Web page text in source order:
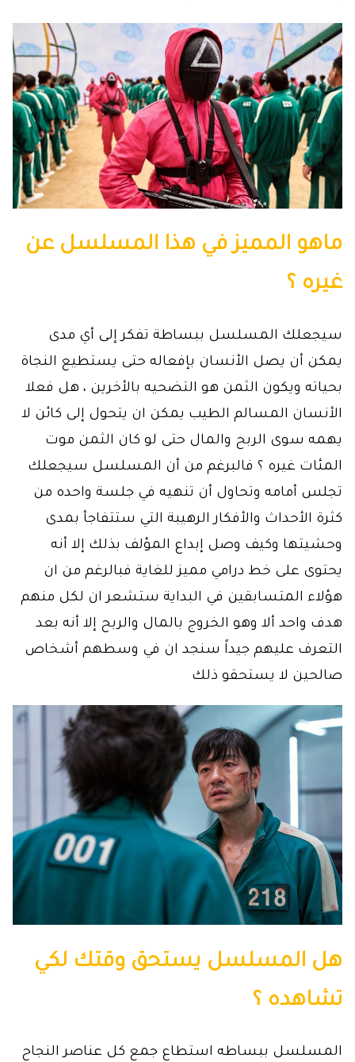
ماهو المميز في هذا المسلسل عن
غيره ؟
سيجعلك المسلسل ببساطة تفكر إلى أي مدى
يمكن أن يصل الأنسان بإفعاله حتى يستطيع النجاة
بحياته ويكون الثمن هو التضحيه بالأخرين ، هل فعلا
الأنسان المسالم الطيب يمكن ان يتحول إلى كائن لا
يهمه سوى الربح والمال حتى لو كان الثمن موت
المئات غيره ؟ فالبرغم من أن المسلسل سيجعلك
تجلس أمامه وتحاول أن تنهيه في جلسة واحده من
كثرة الأحداث والأفكار الرهيبة التي ستتفاجأ بمدى
وحشيتها وكيف وصل إبداع المؤلف بذلك إلا أنه
يحتوى على خط درامي مميز للغاية فبالرغم من ان
هؤلاء المتسابقين في البداية ستشعر ان لكل منهم
هدف واحد ألا وهو الخروج بالمال والربح إلا أنه بعد
التعرف عليهم جيداً سنجد ان في وسطهم أشخاص
صالحين لا يستحقو ذلك
هل المسلسل يستحق وقتك لكي
تشاهده ؟
المسلسل ببساطه استطاع جمع كل عناصر النجاح